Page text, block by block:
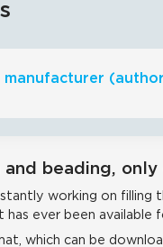
manufacturer
beading,
working on
ever been available
which can be